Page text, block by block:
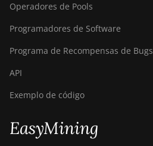
Operadores de Pools
Programadores de Software
Programa de Recompensas de Bugs
API
Exemplo de código
EasyMining